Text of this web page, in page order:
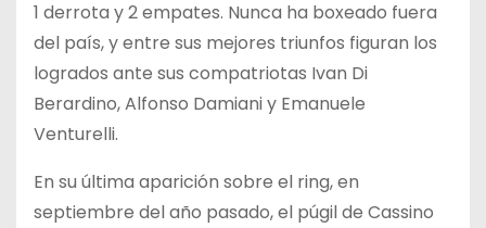
1 derrota y 2 empates. Nunca ha boxeado fuera
del país, y entre sus mejores triunfos figuran los
logrados ante sus compatriotas Ivan Di
Berardino, Alfonso Damiani y Emanuele
Venturelli.
En su última aparición sobre el ring, en
septiembre del año pasado, el púgil de Cassino